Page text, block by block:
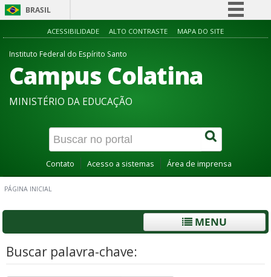
BRASIL
Simplifique!
Acesso à informação
Canais
ACESSIBILIDADE ALTO CONTRASTE MAPA DO SITE
Instituto Federal do Espírito Santo
Campus Colatina
MINISTÉRIO DA EDUCAÇÃO
Contato Acesso a sistemas Área de imprensa
PÁGINA INICIAL
MENU
Buscar palavra-chave: